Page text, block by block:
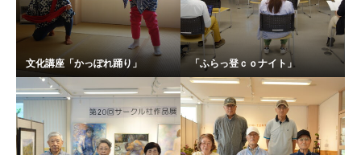
文化講座「かっぽれ踊り」 「ふらっ登ｃｏナイト」